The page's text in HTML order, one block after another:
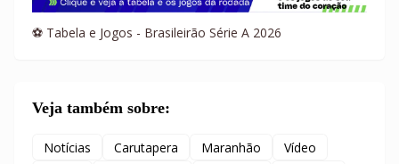
⚽ Tabela e Jogos - Brasileirão Série A 2026
Veja também sobre:
Notícias Carutapera Maranhão
Vídeo